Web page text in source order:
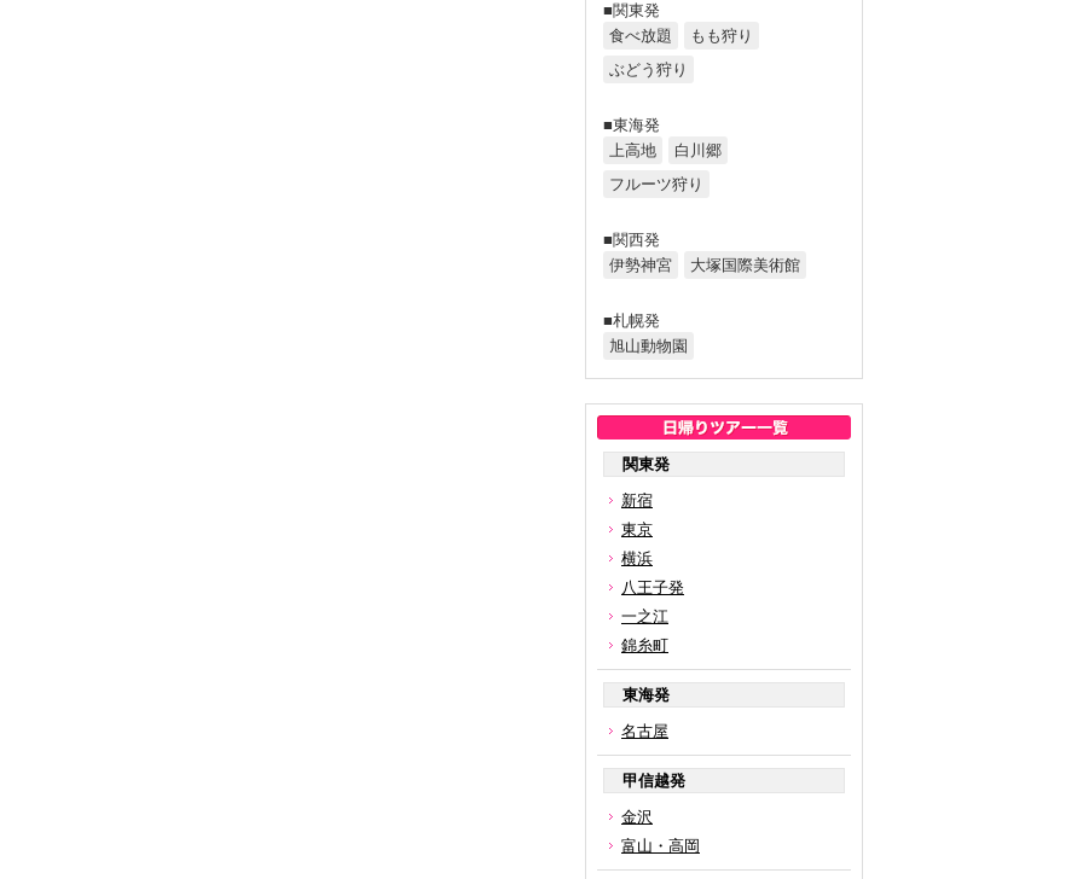
■関東発
食べ放題
もも狩り
ぶどう狩り
■東海発
上高地
白川郷
フルーツ狩り
■関西発
伊勢神宮
大塚国際美術館
■札幌発
旭山動物園
関東発
新宿
東京
横浜
八王子発
一之江
錦糸町
東海発
名古屋
甲信越発
金沢
富山・高岡